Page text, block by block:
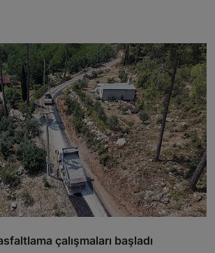
çalışmaları başladı